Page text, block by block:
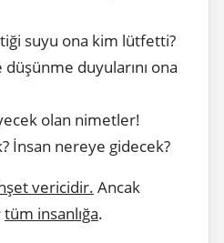
suyu ona kim lütfetti?
duyularını ona
olan nimetler!
İnsan nereye gidecek?
vericidir. Ancak
tüm insanlığa.